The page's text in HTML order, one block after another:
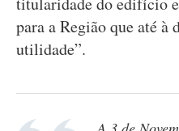
para a Região que até à
utilidade”.